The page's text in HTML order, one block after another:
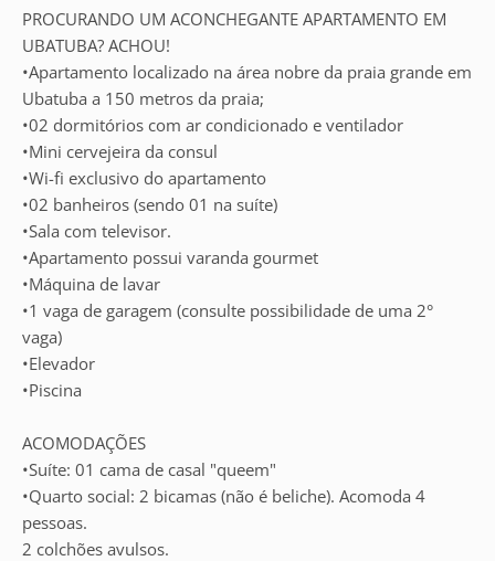
PROCURANDO UM ACONCHEGANTE APARTAMENTO EM
UBATUBA? ACHOU!
•Apartamento localizado na área nobre da praia grande em
Ubatuba a 150 metros da praia;
•02 dormitórios com ar condicionado e ventilador
•Mini cervejeira da consul
•Wi-fi exclusivo do apartamento
•02 banheiros (sendo 01 na suíte)
•Sala com televisor.
•Apartamento possui varanda gourmet
•Máquina de lavar
•1 vaga de garagem (consulte possibilidade de uma 2°
vaga)
•Elevador
•Piscina
ACOMODAÇÕES
•Suíte: 01 cama de casal "queem"
•Quarto social: 2 bicamas (não é beliche). Acomoda 4
pessoas.
2 colchões avulsos.